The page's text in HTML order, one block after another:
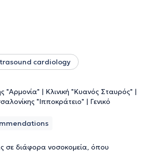
cardiology
"Αρμονία" | Κλινική "Κυανός Σταυρός" |
"Ιπποκράτειο" | Γενικό
σε διάφορα νοσοκομεία, όπου